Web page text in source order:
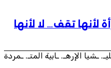
لأنها تقف… لا لأنها
ـشيا الإرهـ. ـابية المتـ. ـمردة